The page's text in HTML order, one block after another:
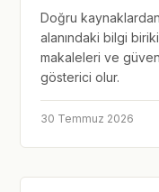
Doğru
alanındaki bilgi
makaleleri ve
gösterici olur.
30 Temmuz 2026